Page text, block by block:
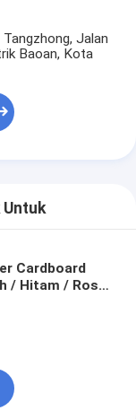
Jalan
Baoan, Kota
Untuk
Cardboard
/ Hitam / Rose